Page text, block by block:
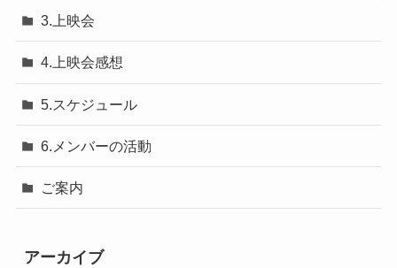
3.上映会
4.上映会感想
5.スケジュール
6.メンバーの活動
ご案内
アーカイブ